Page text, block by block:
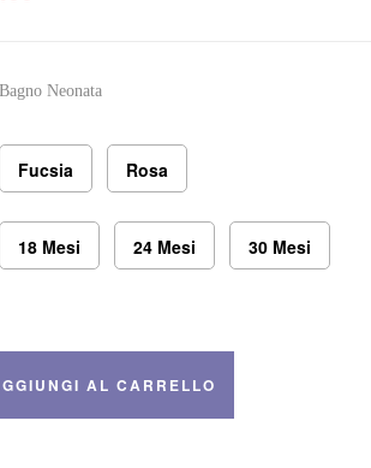
Neonata
Fucsia Rosa
18 Mesi 24 Mesi 30 Mesi
AL CARRELLO